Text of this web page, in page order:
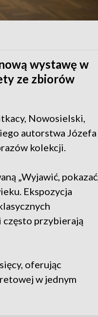
wystawę w
ze zbiorów
Nowosielski,
autorstwa Józefa
kolekcji.
„Wyjawić, pokazać,
Ekspozycja
przybierają
oferując
w jednym